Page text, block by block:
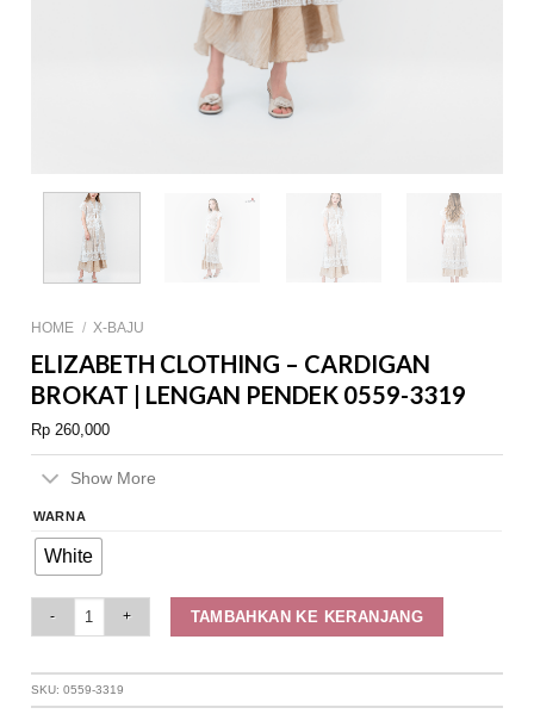
HOME / X-BAJU
ELIZABETH CLOTHING – CARDIGAN
BROKAT | LENGAN PENDEK 0559-3319
Rp 260,000
Show More
WARNA
White
TAMBAHKAN KE KERANJANG
SKU:0559-3319